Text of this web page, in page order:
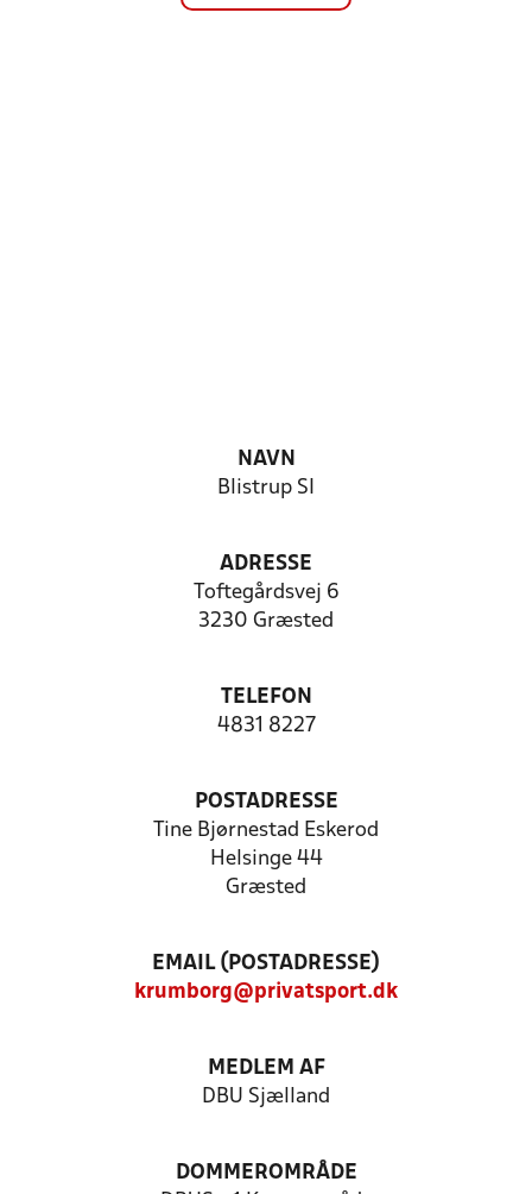
NAVN
Blistrup SI
ADRESSE
Toftegårdsvej 6
3230 Græsted
TELEFON
4831 8227
POSTADRESSE
Tine Bjørnestad Eskerod
Helsinge 44
Græsted
EMAIL (POSTADRESSE)
krumborg@privatsport.dk
MEDLEM AF
DBU Sjælland
DOMMEROMRÅDE